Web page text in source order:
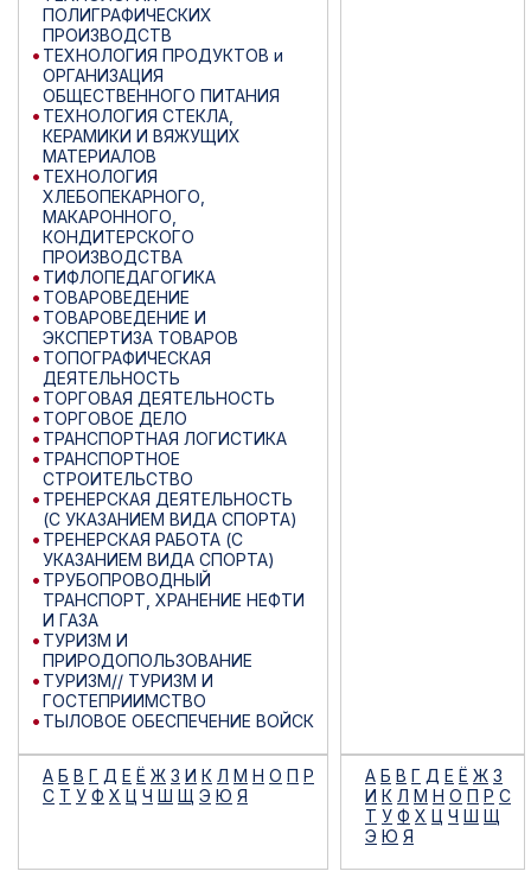
ПОЛИГРАФИЧЕСКИХ
ПРОИЗВОДСТВ
ТЕХНОЛОГИЯ ПРОДУКТОВ и
ОРГАНИЗАЦИЯ
ОБЩЕСТВЕННОГО ПИТАНИЯ
ТЕХНОЛОГИЯ СТЕКЛА,
КЕРАМИКИ И ВЯЖУЩИХ
МАТЕРИАЛОВ
ТЕХНОЛОГИЯ
ХЛЕБОПЕКАРНОГО,
МАКАРОННОГО,
КОНДИТЕРСКОГО
ПРОИЗВОДСТВА
ТИФЛОПЕДАГОГИКА
ТОВАРОВЕДЕНИЕ
ТОВАРОВЕДЕНИЕ И
ЭКСПЕРТИЗА ТОВАРОВ
ТОПОГРАФИЧЕСКАЯ
ДЕЯТЕЛЬНОСТЬ
ТОРГОВАЯ ДЕЯТЕЛЬНОСТЬ
ТОРГОВОЕ ДЕЛО
ТРАНСПОРТНАЯ ЛОГИСТИКА
ТРАНСПОРТНОЕ
СТРОИТЕЛЬСТВО
ТРЕНЕРСКАЯ ДЕЯТЕЛЬНОСТЬ
(С УКАЗАНИЕМ ВИДА СПОРТА)
ТРЕНЕРСКАЯ РАБОТА (С
УКАЗАНИЕМ ВИДА СПОРТА)
ТРУБОПРОВОДНЫЙ
ТРАНСПОРТ, ХРАНЕНИЕ НЕФТИ
И ГАЗА
ТУРИЗМ И
ПРИРОДОПОЛЬЗОВАНИЕ
ТУРИЗМ// ТУРИЗМ И
ГОСТЕПРИИМСТВО
ТЫЛОВОЕ ОБЕСПЕЧЕНИЕ ВОЙСК
А Б В Г Д Е Ё Ж З И К Л М Н О П Р
С Т У Ф Х Ц Ч Ш Щ Э Ю Я
А Б В Г Д Е Ё Ж З
И К Л М Н О П Р С
Т У Ф Х Ц Ч Ш Щ
Э Ю Я